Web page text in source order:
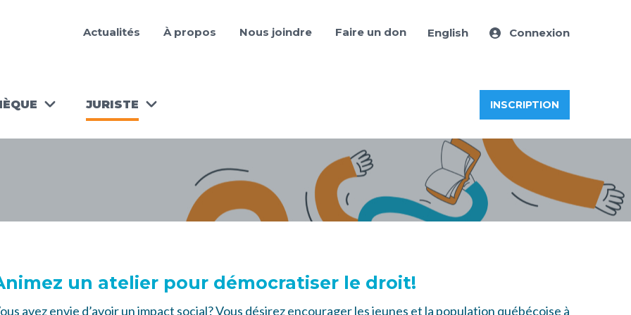
Actualités À propos Nous joindre Faire un don English Connexion
JURISTE INSCRIPTION
un atelier pour démocratiser le droit!
avez envie d’avoir un impact social? Vous désirez encourager les jeunes et la population québécoise à